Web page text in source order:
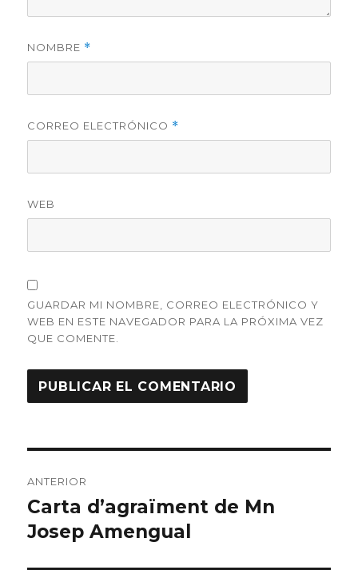
NOMBRE *
CORREO ELECTRÓNICO *
WEB
GUARDAR MI NOMBRE, CORREO ELECTRÓNICO Y
WEB EN ESTE NAVEGADOR PARA LA PRÓXIMA VEZ
QUE COMENTE.
de
entradas
ANTERIOR
Entrada
anterior:
Carta d’agraïment de Mn
Josep Amengual